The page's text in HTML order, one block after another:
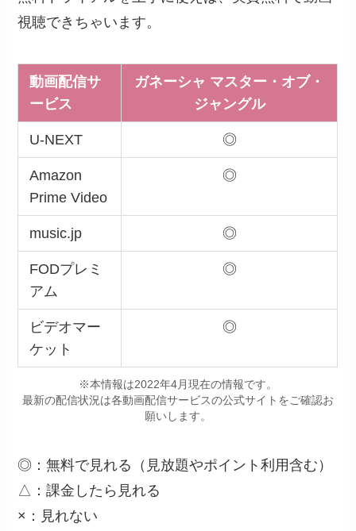
視聴できちゃいます。
動画配信サ
ービス
ガネーシャ マスター・オブ・
ジャングル
U-NEXT ◎
Amazon
Prime Video
◎
music.jp ◎
FODプレミ
アム
◎
ビデオマー
ケット
◎
※本情報は2022年4月現在の情報です。
最新の配信状況は各動画配信サービスの公式サイトをご確認お
願いします。
◎：無料で見れる（見放題やポイント利用含む）
△：課金したら見れる
×：見れない